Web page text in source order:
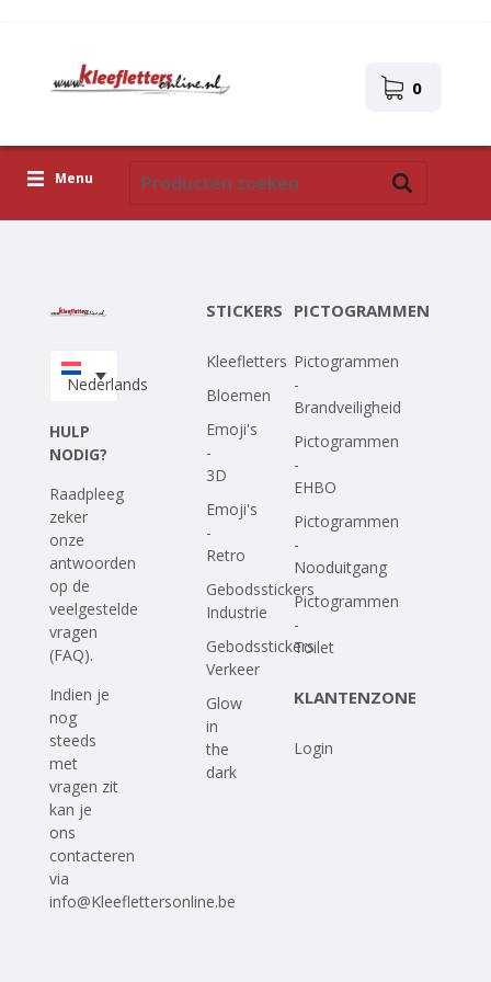
0
Menu
Upload je eigen ontwerp
Nederlands
HULP
NODIG?
Raadpleeg
zeker
onze
antwoorden
op de
veelgestelde
vragen
(FAQ).
Indien je
nog
steeds
met
vragen zit
kan je
ons
contacteren
via
info@Kleeflettersonline.be
STICKERS
Kleefletters
Bloemen
Emoji's
-
3D
Emoji's
-
Retro
Gebodsstickers
Industrie
Gebodsstickers
Verkeer
Glow
in
the
dark
PICTOGRAMMEN
Pictogrammen
-
Brandveiligheid
Pictogrammen
-
EHBO
Pictogrammen
-
Nooduitgang
Pictogrammen
-
Toilet
KLANTENZONE
Login